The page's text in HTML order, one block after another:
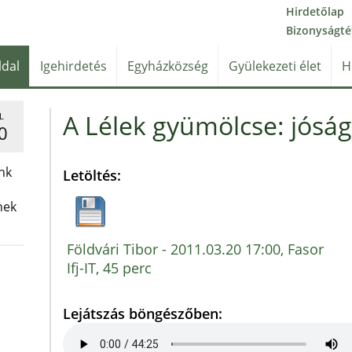
Hirdetőlap
Igehirdetés Egyházközség Gyülekezeti élet
A Lélek gyümölcse:
Letöltés:
Földvári Tibor - 2011.03.20 17:00, Fasor
Ifj-IT, 45 perc
Lejátszás böngészőben: